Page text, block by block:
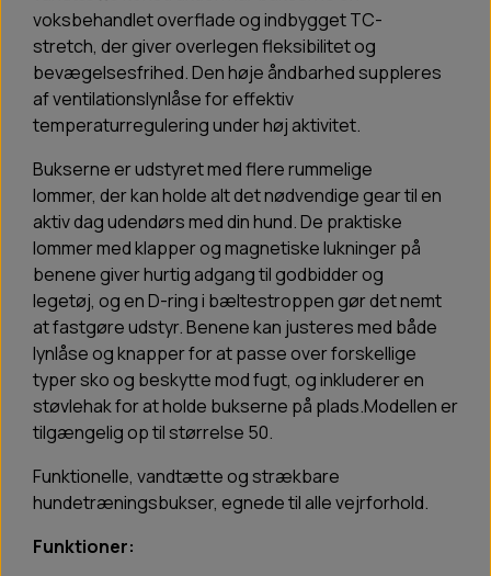
voksbehandlet overflade og indbygget TC-
stretch, der giver overlegen fleksibilitet og
bevægelsesfrihed. Den høje åndbarhed suppleres
af ventilationslynlåse for effektiv
temperaturregulering under høj aktivitet.
Bukserne er udstyret med flere rummelige
lommer, der kan holde alt det nødvendige gear til en
aktiv dag udendørs med din hund. De praktiske
lommer med klapper og magnetiske lukninger på
benene giver hurtig adgang til godbidder og
legetøj, og en D-ring i bæltestroppen gør det nemt
at fastgøre udstyr. Benene kan justeres med både
lynlåse og knapper for at passe over forskellige
typer sko og beskytte mod fugt, og inkluderer en
støvlehak for at holde bukserne på plads.Modellen er
tilgængelig op til størrelse 50.
Funktionelle, vandtætte og strækbare
hundetræningsbukser, egnede til alle vejrforhold.
Funktioner: